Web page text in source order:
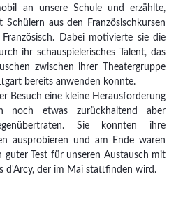
an unsere Schule und erzählte,
aus den Französischkursen
Dabei motivierte sie die
ihr schauspielerisches Talent, das
zwischen ihrer Theatergruppe
bereits anwenden konnte.
Besuch eine kleine Herausforderung
noch etwas zurückhaltend aber
Sie konnten ihre
ausprobieren und am Ende waren
guter Test für unseren Austausch mit
d'Arcy, der im Mai stattfinden wird.